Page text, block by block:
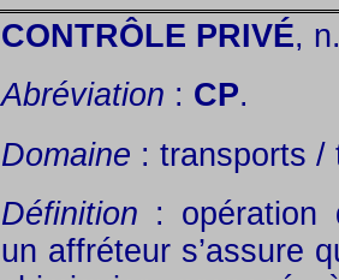
CONTRÔLE PRIVÉ,
Abréviation : CP.
Domaine : transports /
Définition : opération
un affréteur s’assure